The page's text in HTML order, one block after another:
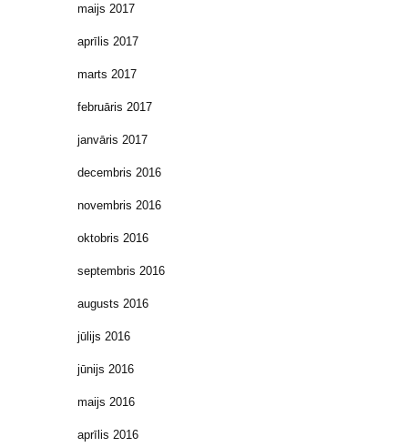
maijs 2017
aprīlis 2017
marts 2017
februāris 2017
janvāris 2017
decembris 2016
novembris 2016
oktobris 2016
septembris 2016
augusts 2016
jūlijs 2016
jūnijs 2016
maijs 2016
aprīlis 2016